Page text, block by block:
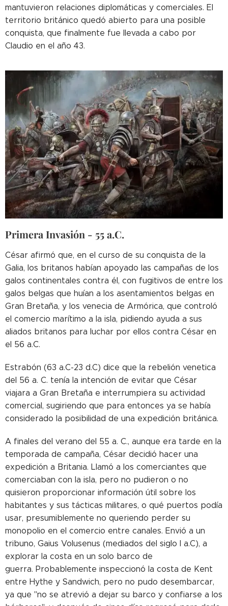
mantuvieron relaciones diplomáticas y comerciales. El
territorio británico quedó abierto para una posible
conquista, que finalmente fue llevada a cabo por
Claudio en el año 43.
Primera Invasión - 55 a.C.
César afirmó que, en el curso de su conquista de la
Galia, los britanos habían apoyado las campañas de los
galos continentales contra él, con fugitivos de entre los
galos belgas que huían a los asentamientos belgas en
Gran Bretaña, y los venecia de Armórica, que controló
el comercio marítimo a la isla, pidiendo ayuda a sus
aliados britanos para luchar por ellos contra César en
el 56 a.C.
Estrabón (63 a.C-23 d.C) dice que la rebelión venetica
del 56 a. C. tenía la intención de evitar que César
viajara a Gran Bretaña e interrumpiera su actividad
comercial, sugiriendo que para entonces ya se había
considerado la posibilidad de una expedición británica.
A finales del verano del 55 a. C., aunque era tarde en la
temporada de campaña, César decidió hacer una
expedición a Britania. Llamó a los comerciantes que
comerciaban con la isla, pero no pudieron o no
quisieron proporcionar información útil sobre los
habitantes y sus tácticas militares, o qué puertos podía
usar, presumiblemente no queriendo perder su
monopolio en el comercio entre canales. Envió a un
tribuno, Gaius Volusenus (mediados del siglo I a.C), a
explorar la costa en un solo barco de
guerra. Probablemente inspeccionó la costa de Kent
entre Hythe y Sandwich, pero no pudo desembarcar,
ya que "no se atrevió a dejar su barco y confiarse a los